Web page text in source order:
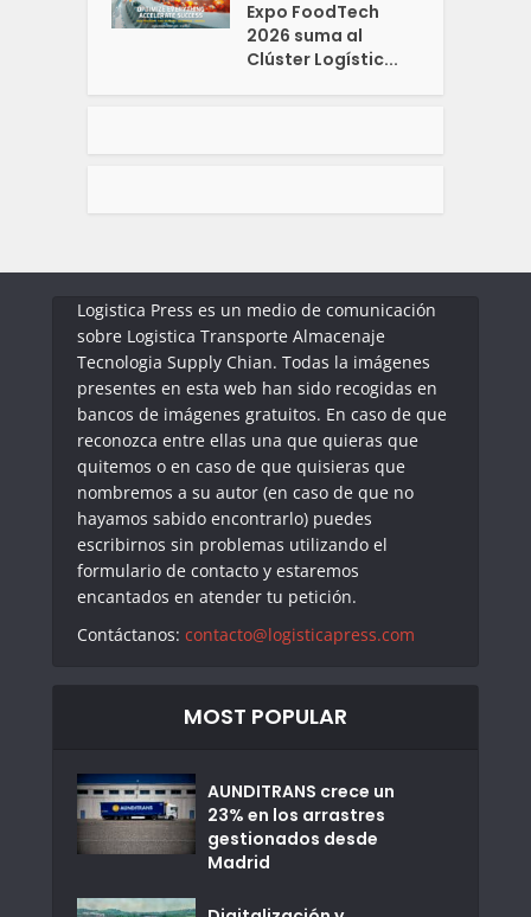
Expo FoodTech
2026 suma al
Clúster Logístic...
Logistica Press es un medio de comunicación
sobre Logistica Transporte Almacenaje
Tecnologia Supply Chian. Todas la imágenes
presentes en esta web han sido recogidas en
bancos de imágenes gratuitos. En caso de que
reconozca entre ellas una que quieras que
quitemos o en caso de que quisieras que
nombremos a su autor (en caso de que no
hayamos sabido encontrarlo) puedes
escribirnos sin problemas utilizando el
formulario de contacto y estaremos
encantados en atender tu petición.
Contáctanos: contacto@logisticapress.com
MOST POPULAR
AUNDITRANS crece un
23% en los arrastres
gestionados desde
Madrid